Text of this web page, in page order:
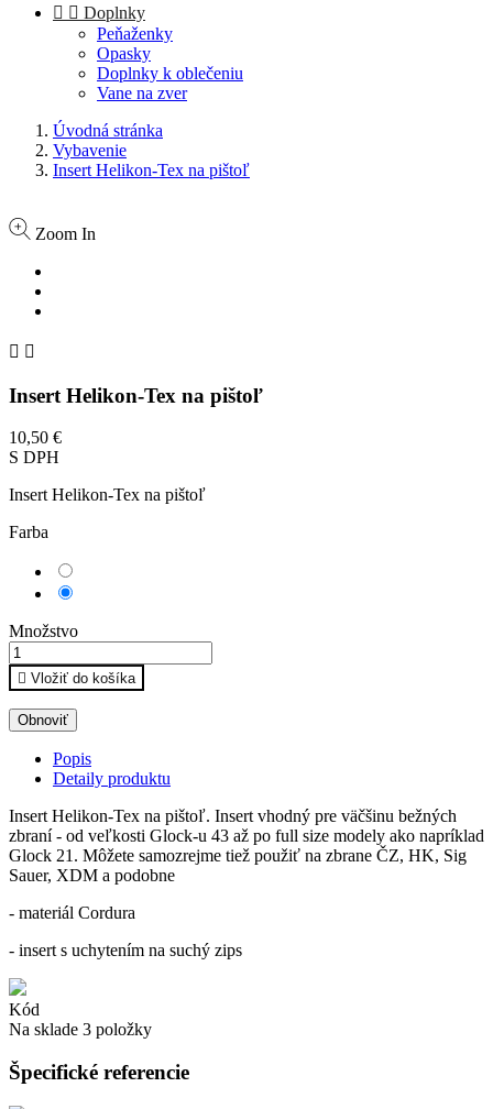
  Doplnky
Peňaženky
Opasky
Doplnky k oblečeniu
Vane na zver
Úvodná stránka
Vybavenie
Insert Helikon-Tex na pištoľ
Zoom In
 
Insert Helikon-Tex na pištoľ
10,50 €
S DPH
Insert Helikon-Tex na pištoľ
Farba
Množstvo
 Vložiť do košíka
Popis
Detaily produktu
Insert Helikon-Tex na pištoľ. Insert vhodný pre väčšinu bežných
zbraní - od veľkosti Glock-u 43 až po full size modely ako napríklad
Glock 21. Môžete samozrejme tiež použiť na zbrane ČZ, HK, Sig
Sauer, XDM a podobne
- materiál Cordura
- insert s uchytením na suchý zips
Kód
Na sklade 3 položky
Špecifické referencie